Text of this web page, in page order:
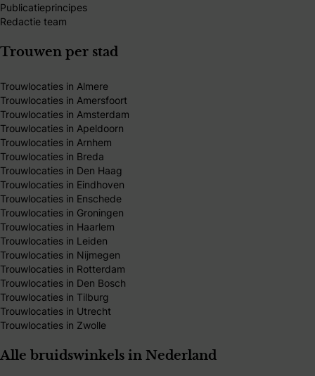
Publicatieprincipes
Redactie team
Trouwen per stad
Trouwlocaties in Almere
Trouwlocaties in Amersfoort
Trouwlocaties in Amsterdam
Trouwlocaties in Apeldoorn
Trouwlocaties in Arnhem
Trouwlocaties in Breda
Trouwlocaties in Den Haag
Trouwlocaties in Eindhoven
Trouwlocaties in Enschede
Trouwlocaties in Groningen
Trouwlocaties in Haarlem
Trouwlocaties in Leiden
Trouwlocaties in Nijmegen
Trouwlocaties in Rotterdam
Trouwlocaties in Den Bosch
Trouwlocaties in Tilburg
Trouwlocaties in Utrecht
Trouwlocaties in Zwolle
Alle bruidswinkels in Nederland